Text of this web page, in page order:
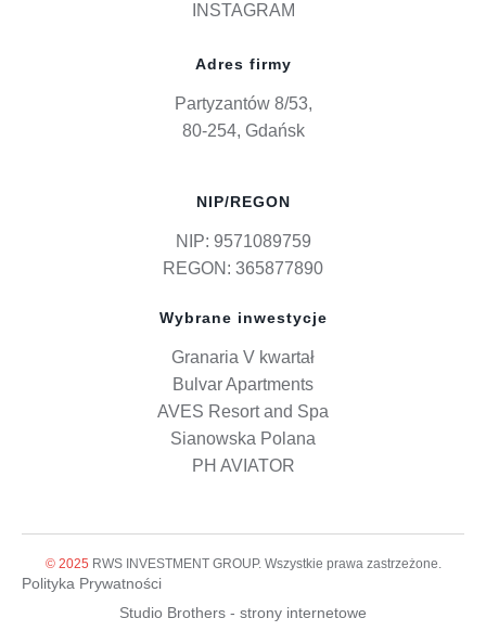
INSTAGRAM
Adres firmy
Partyzantów 8/53,
80-254, Gdańsk
NIP/REGON
NIP: 9571089759
REGON: 365877890
Wybrane inwestycje
Granaria V kwartał
Bulvar Apartments
AVES Resort and Spa
Sianowska Polana
PH AVIATOR
© 2025 RWS INVESTMENT GROUP. Wszystkie prawa zastrzeżone.
Polityka Prywatności
Studio Brothers - strony internetowe